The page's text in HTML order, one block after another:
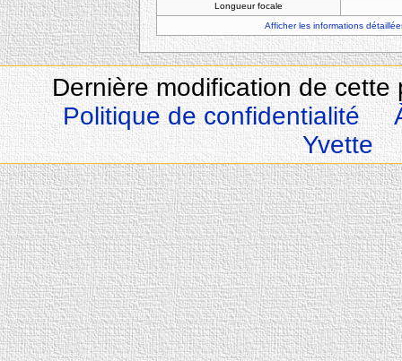
Longueur focale
Afficher les informations
Dernière modification de
Politique de confidentialité
Yvette